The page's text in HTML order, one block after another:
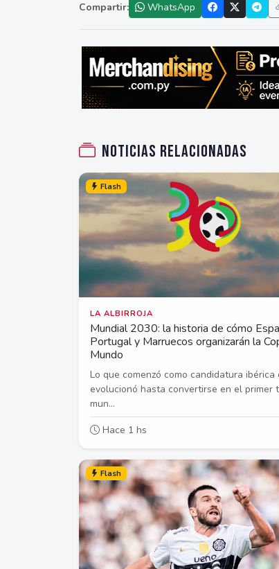
Compartir: WhatsApp
Noticias relacionadas
Flash
LA ALBIRROJA
Mundial 2030: la historia de cómo
Portugal y Marruecos organizarán la
Mundo
Lo que comenzó como candidatura ibérica
evolucionó hasta convertirse en el primer
mun...
Hace 1 hs
Flash